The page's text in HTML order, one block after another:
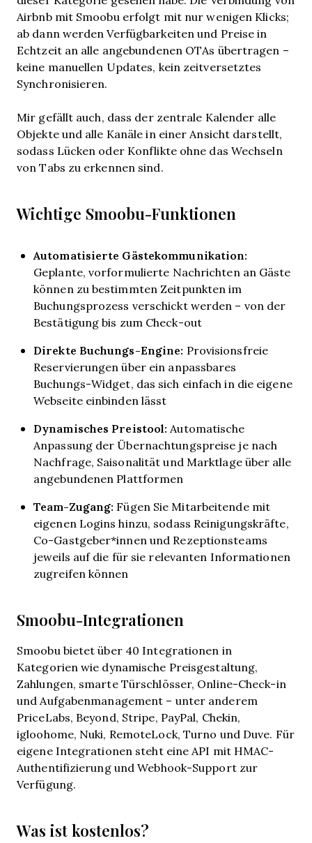
Airbnb mit Smoobu erfolgt mit nur wenigen Klicks;
ab dann werden Verfügbarkeiten und Preise in
Echtzeit an alle angebundenen OTAs übertragen –
keine manuellen Updates, kein zeitversetztes
Synchronisieren.
Mir gefällt auch, dass der zentrale Kalender alle
Objekte und alle Kanäle in einer Ansicht darstellt,
sodass Lücken oder Konflikte ohne das Wechseln
von Tabs zu erkennen sind.
Wichtige Smoobu-Funktionen
Automatisierte Gästekommunikation:
Geplante, vorformulierte Nachrichten an Gäste
können zu bestimmten Zeitpunkten im
Buchungsprozess verschickt werden – von der
Bestätigung bis zum Check-out
Direkte Buchungs-Engine: Provisionsfreie
Reservierungen über ein anpassbares
Buchungs-Widget, das sich einfach in die eigene
Webseite einbinden lässt
Dynamisches Preistool: Automatische
Anpassung der Übernachtungspreise je nach
Nachfrage, Saisonalität und Marktlage über alle
angebundenen Plattformen
Team-Zugang: Fügen Sie Mitarbeitende mit
eigenen Logins hinzu, sodass Reinigungskräfte,
Co-Gastgeber*innen und Rezeptionsteams
jeweils auf die für sie relevanten Informationen
zugreifen können
Smoobu-Integrationen
Smoobu bietet über 40 Integrationen in
Kategorien wie dynamische Preisgestaltung,
Zahlungen, smarte Türschlösser, Online-Check-in
und Aufgabenmanagement – unter anderem
PriceLabs, Beyond, Stripe, PayPal, Chekin,
igloohome, Nuki, RemoteLock, Turno und Duve. Für
eigene Integrationen steht eine API mit HMAC-
Authentifizierung und Webhook-Support zur
Verfügung.
Was ist kostenlos?